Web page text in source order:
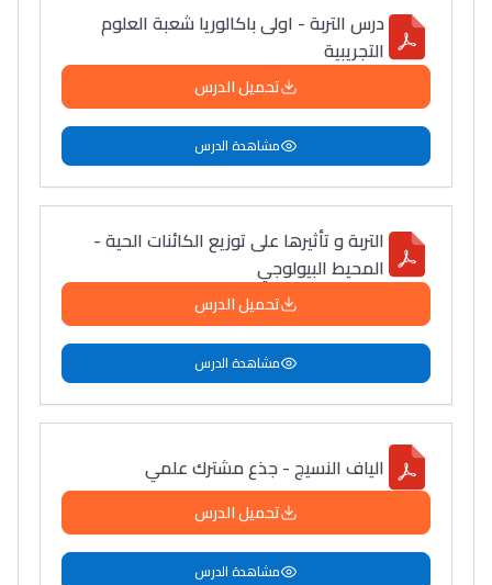
درس التربة - اولى باكالوريا شعبة العلوم
التجريبية
تحميل الدرس
مشاهدة الدرس
التربة و تأثيرها على توزيع الكائنات الحية -
المحيط البيولوجي
تحميل الدرس
مشاهدة الدرس
الياف النسيج - جذع مشترك علمي
تحميل الدرس
مشاهدة الدرس